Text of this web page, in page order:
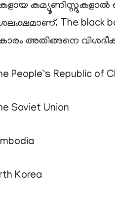
The black
അതിങ്ങനെ
People`s Republic of
Soviet Union
Korea